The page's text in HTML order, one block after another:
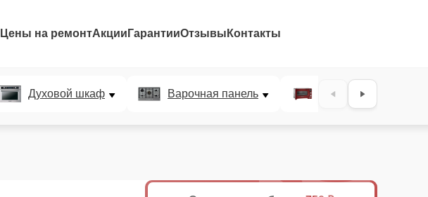
Цены на ремонтАкции ГарантииОтзывы Контакты
Духовой шкаф Варочная панель Микроволновая